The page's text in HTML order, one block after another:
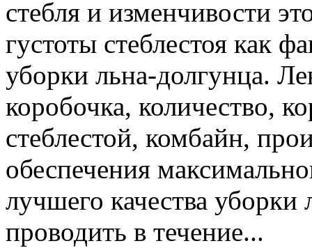
стебля и изменчивости
густоты стеблестоя как
уборки льна-долгунца.
коробочка, количество,
стеблестой, комбайн,
обеспечения
лучшего качества уборки
проводить в течение...